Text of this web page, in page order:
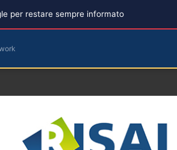
per restare sempre informato